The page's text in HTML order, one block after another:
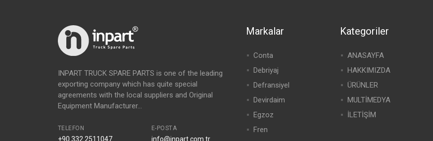
INPART TRUCK SPARE PARTS is one of the leading
exporting company which has quite special
agreements with the local suppliers and Original
Equipment Manufacturer...
TELEFON
+90.332.2511047
E-POSTA
info@inpart.com.tr
Markalar
Conta
Debriyaj
Defransiyel
Devirdaim
Egzoz
Fren
Kategoriler
ANASAYFA
HAKKIMIZDA
ÜRÜNLER
MULTİMEDYA
İLETİŞİM